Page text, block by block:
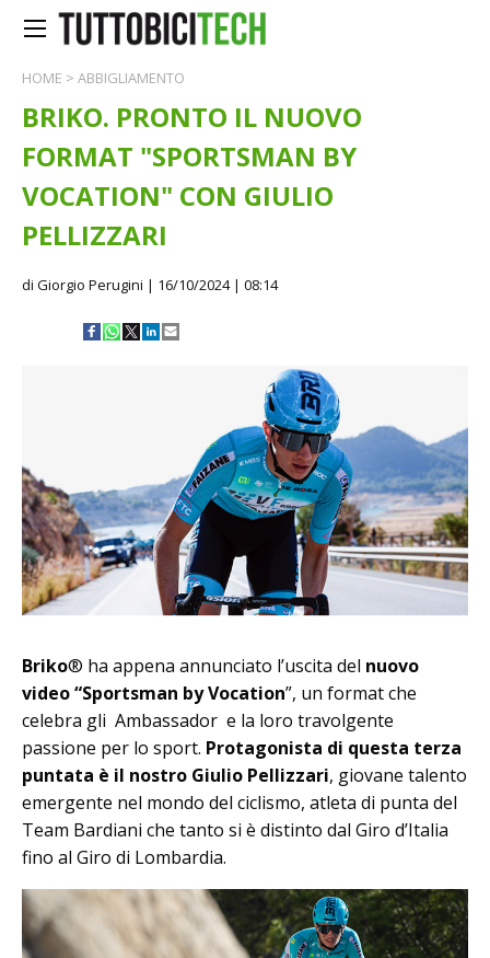
HOME > ABBIGLIAMENTO
BRIKO. PRONTO IL NUOVO
FORMAT "SPORTSMAN BY
VOCATION" CON GIULIO
PELLIZZARI
di Giorgio Perugini | 16/10/2024 | 08:14
Briko® ha appena annunciato l’uscita del nuovo
video “Sportsman by Vocation”, un format che
celebra gli Ambassador e la loro travolgente
passione per lo sport. Protagonista di questa terza
puntata è il nostro Giulio Pellizzari, giovane talento
emergente nel mondo del ciclismo, atleta di punta del
Team Bardiani che tanto si è distinto dal Giro d’Italia
fino al Giro di Lombardia.